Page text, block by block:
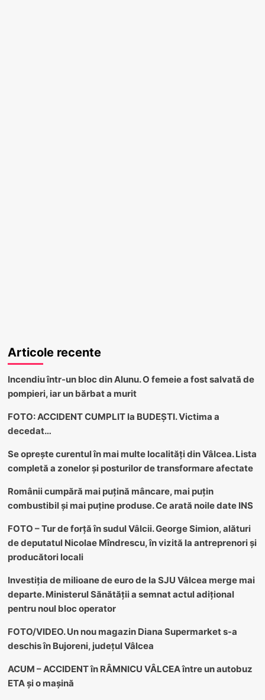
Articole recente
Incendiu într-un bloc din Alunu. O femeie a fost salvată de
pompieri, iar un bărbat a murit
FOTO: ACCIDENT CUMPLIT la BUDEȘTI. Victima a
decedat…
Se oprește curentul în mai multe localități din Vâlcea. Lista
completă a zonelor și posturilor de transformare afectate
Românii cumpără mai puțină mâncare, mai puțin
combustibil și mai puține produse. Ce arată noile date INS
FOTO – Tur de forță în sudul Vâlcii. George Simion, alături
de deputatul Nicolae Mîndrescu, în vizită la antreprenori și
producători locali
Investiția de milioane de euro de la SJU Vâlcea merge mai
departe. Ministerul Sănătății a semnat actul adițional
pentru noul bloc operator
FOTO/VIDEO. Un nou magazin Diana Supermarket s-a
deschis în Bujoreni, județul Vâlcea
ACUM – ACCIDENT în RÂMNICU VÂLCEA între un autobuz
ETA și o mașină